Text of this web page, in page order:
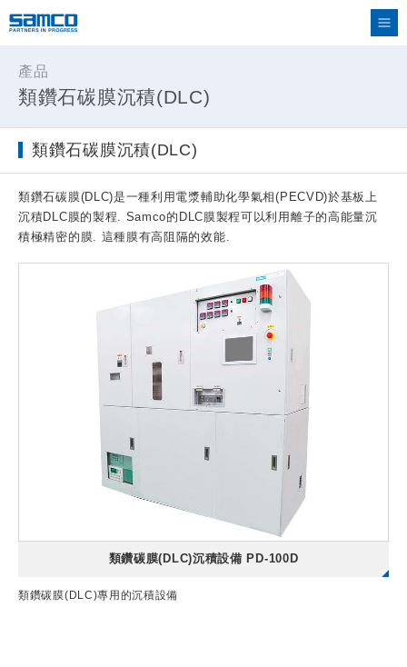
產品
類鑽石碳膜沉積(DLC)
類鑽石碳膜沉積(DLC)
類鑽石碳膜(DLC)是一種利用電漿輔助化學氣相(PECVD)於基板上
沉積DLC膜的製程. Samco的DLC膜製程可以利用離子的高能量沉
積極精密的膜. 這種膜有高阻隔的效能.
類鑽碳膜(DLC)沉積設備 PD-100D
類鑽碳膜(DLC)專用的沉積設備